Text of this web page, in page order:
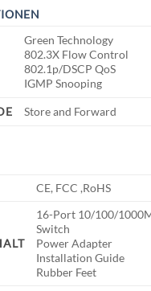
Green Technology
802.3X Flow Control
802.1p/DSCP QoS
IGMP Snooping
Store and Forward
CE, FCC ,RoHS
16-Port 10/100/
Switch
Power Adapter
Installation Guide
Rubber Feet